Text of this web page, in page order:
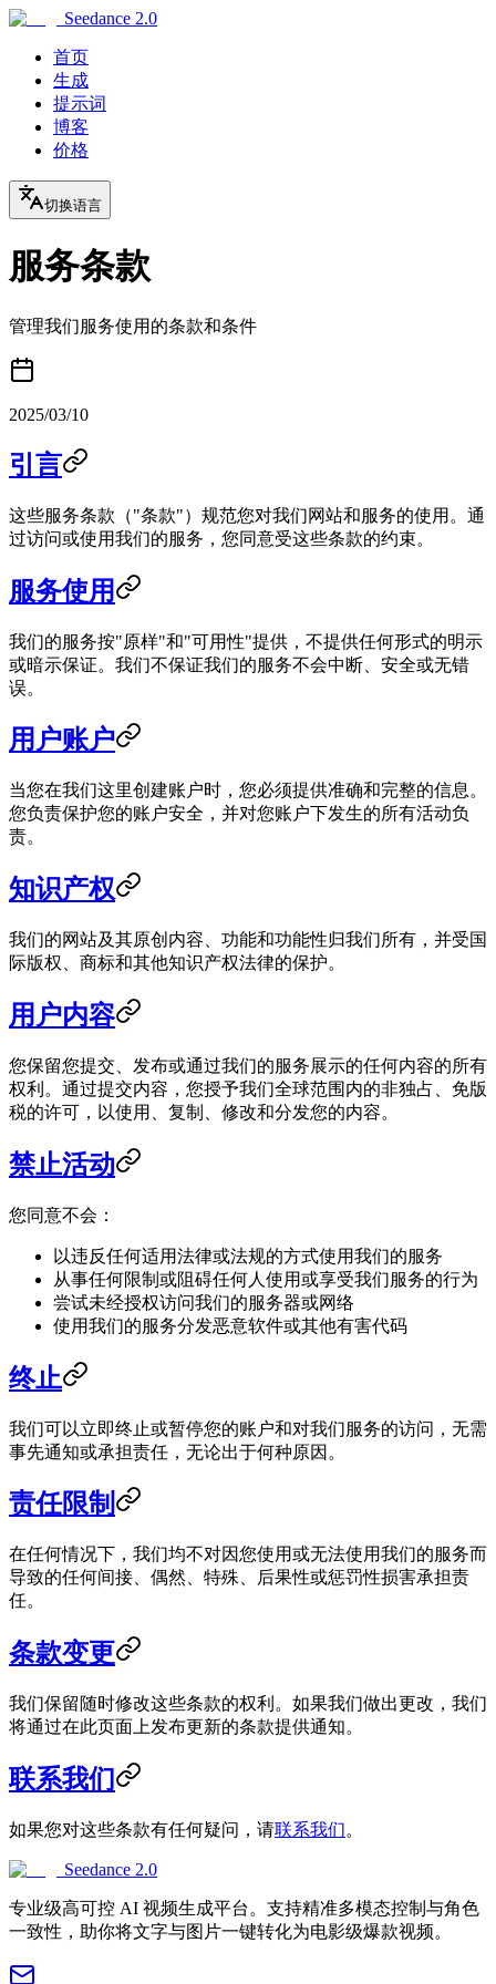
Seedance 2.0
首页
生成
提示词
博客
价格
切换语言
服务条款
管理我们服务使用的条款和条件
2025/03/10
引言
这些服务条款（"条款"）规范您对我们网站和服务的使用。通
过访问或使用我们的服务，您同意受这些条款的约束。
服务使用
我们的服务按"原样"和"可用性"提供，不提供任何形式的明示
或暗示保证。我们不保证我们的服务不会中断、安全或无错
误。
用户账户
当您在我们这里创建账户时，您必须提供准确和完整的信息。
您负责保护您的账户安全，并对您账户下发生的所有活动负
责。
知识产权
我们的网站及其原创内容、功能和功能性归我们所有，并受国
际版权、商标和其他知识产权法律的保护。
用户内容
您保留您提交、发布或通过我们的服务展示的任何内容的所有
权利。通过提交内容，您授予我们全球范围内的非独占、免版
税的许可，以使用、复制、修改和分发您的内容。
禁止活动
您同意不会：
以违反任何适用法律或法规的方式使用我们的服务
从事任何限制或阻碍任何人使用或享受我们服务的行为
尝试未经授权访问我们的服务器或网络
使用我们的服务分发恶意软件或其他有害代码
终止
我们可以立即终止或暂停您的账户和对我们服务的访问，无需
事先通知或承担责任，无论出于何种原因。
责任限制
在任何情况下，我们均不对因您使用或无法使用我们的服务而
导致的任何间接、偶然、特殊、后果性或惩罚性损害承担责
任。
条款变更
我们保留随时修改这些条款的权利。如果我们做出更改，我们
将通过在此页面上发布更新的条款提供通知。
联系我们
如果您对这些条款有任何疑问，请联系我们。
Seedance 2.0
专业级高可控 AI 视频生成平台。支持精准多模态控制与角色
一致性，助你将文字与图片一键转化为电影级爆款视频。